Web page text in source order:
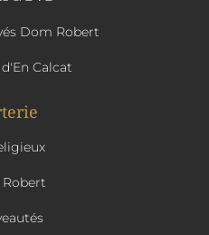
Dom Robert
Calcat